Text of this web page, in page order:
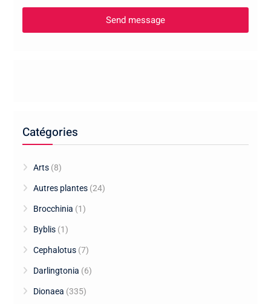
Catégories
Arts (8)
Autres plantes (24)
Brocchinia (1)
Byblis (1)
Cephalotus (7)
Darlingtonia (6)
Dionaea (335)